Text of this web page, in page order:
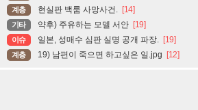
계층 현실판 백룸 사망사건. [14]
기타 약후) 주유하는 모델 서안 [19]
이슈 일본, 성매수 심판 실명 공개 파장. [19]
계층 19) 남편이 죽으면 하고싶은 일.jpg [12]